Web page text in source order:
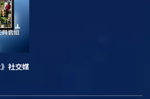
社交媒